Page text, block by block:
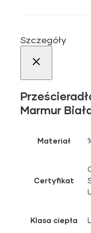
Szczegóły
Marmur
Materiał
Certyfikat
Klasa ciepła